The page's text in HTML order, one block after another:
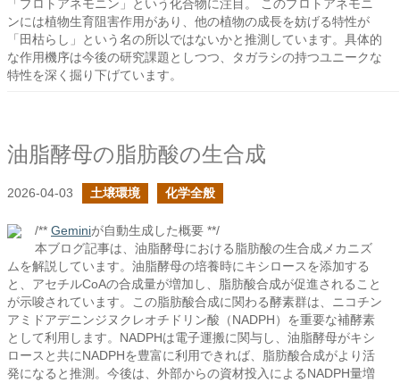
「プロトアネモニン」という化合物に注目。 このプロトアネモニ
ンには植物生育阻害作用があり、他の植物の成長を妨げる特性が
「田枯らし」という名の所以ではないかと推測しています。具体的
な作用機序は今後の研究課題としつつ、タガラシの持つユニークな
特性を深く掘り下げています。
油脂酵母の脂肪酸の生合成
2026-04-03 土壌環境 化学全般
/** Geminiが自動生成した概要 **/
本ブログ記事は、油脂酵母における脂肪酸の生合成メカニズ
ムを解説しています。油脂酵母の培養時にキシロースを添加する
と、アセチルCoAの合成量が増加し、脂肪酸合成が促進されること
が示唆されています。この脂肪酸合成に関わる酵素群は、ニコチン
アミドアデニンジヌクレオチドリン酸（NADPH）を重要な補酵素
として利用します。NADPHは電子運搬に関与し、油脂酵母がキシ
ロースと共にNADPHを豊富に利用できれば、脂肪酸合成がより活
発になると推測。今後は、外部からの資材投入によるNADPH量増